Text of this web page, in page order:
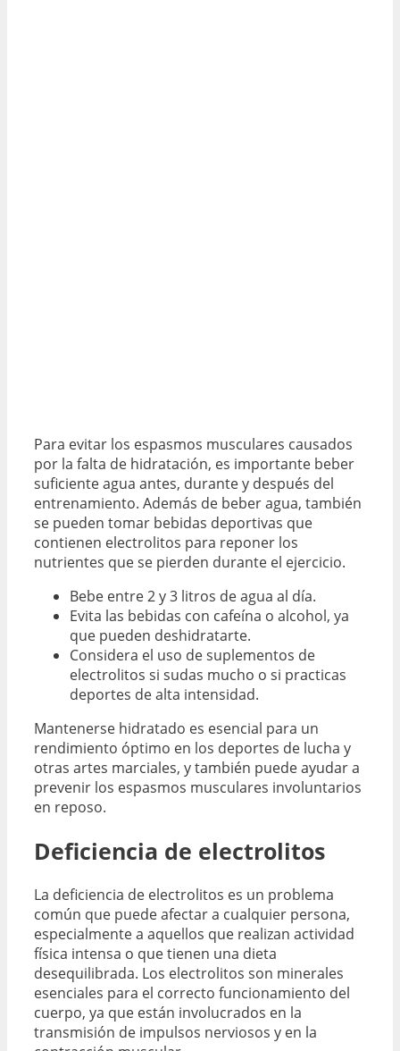
Para evitar los espasmos musculares causados
por la falta de hidratación, es importante beber
suficiente agua antes, durante y después del
entrenamiento. Además de beber agua, también
se pueden tomar bebidas deportivas que
contienen electrolitos para reponer los
nutrientes que se pierden durante el ejercicio.
Bebe entre 2 y 3 litros de agua al día.
Evita las bebidas con cafeína o alcohol, ya
que pueden deshidratarte.
Considera el uso de suplementos de
electrolitos si sudas mucho o si practicas
deportes de alta intensidad.
Mantenerse hidratado es esencial para un
rendimiento óptimo en los deportes de lucha y
otras artes marciales, y también puede ayudar a
prevenir los espasmos musculares involuntarios
en reposo.
Deficiencia de electrolitos
La deficiencia de electrolitos es un problema
común que puede afectar a cualquier persona,
especialmente a aquellos que realizan actividad
física intensa o que tienen una dieta
desequilibrada. Los electrolitos son minerales
esenciales para el correcto funcionamiento del
cuerpo, ya que están involucrados en la
transmisión de impulsos nerviosos y en la